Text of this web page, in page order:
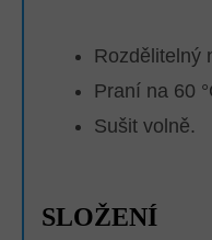
Rozdělitelný
Praní na 60
Sušit volně.
SLOŽENÍ